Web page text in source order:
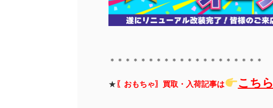
＊＊＊＊＊＊＊＊＊＊＊＊＊＊＊＊＊＊＊＊
★ 〖おもちゃ〗買取・入荷記事は こちら